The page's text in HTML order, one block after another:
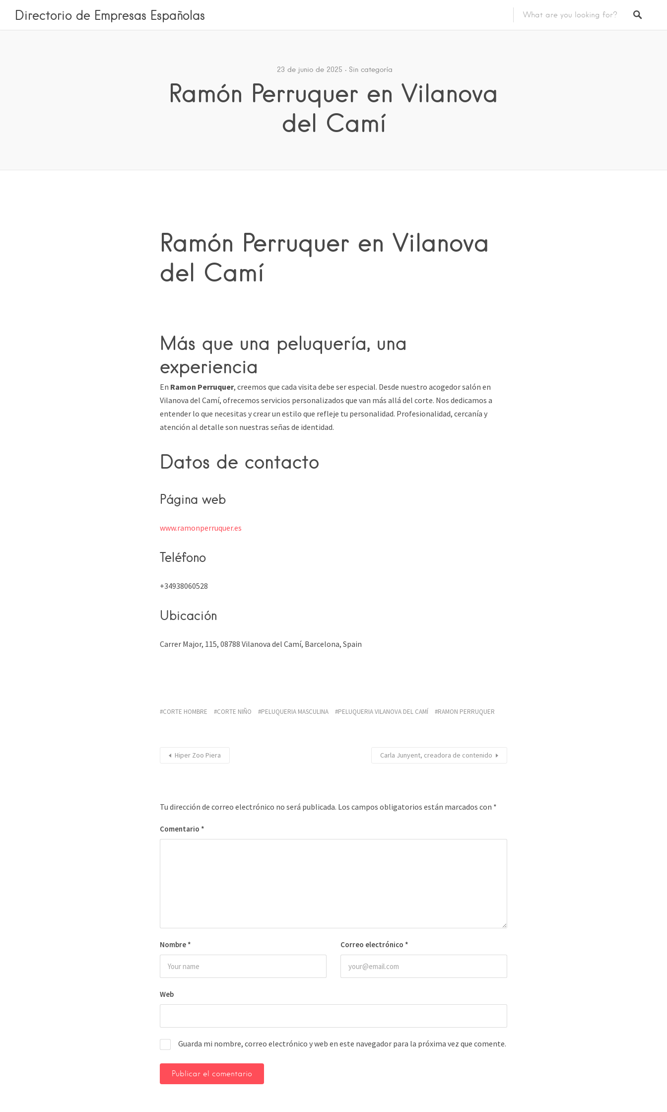
Directorio de Empresas Españolas
23 de junio de 2025 Sin categoría
Ramón Perruquer en Vilanova
del Camí
Ramón Perruquer en Vilanova
del Camí
Más que una peluquería, una
experiencia
En Ramon Perruquer, creemos que cada visita debe ser especial. Desde nuestro acogedor salón en
Vilanova del Camí, ofrecemos servicios personalizados que van más allá del corte. Nos dedicamos a
entender lo que necesitas y crear un estilo que refleje tu personalidad. Profesionalidad, cercanía y
atención al detalle son nuestras señas de identidad.
Datos de contacto
Página web
www.ramonperruquer.es
Teléfono
+34938060528
Ubicación
Carrer Major, 115, 08788 Vilanova del Camí, Barcelona, Spain
CORTE HOMBRE CORTE NIÑO PELUQUERIA MASCULINA PELUQUERIA VILANOVA DEL CAMÍ RAMON PERRUQUER
Hiper Zoo Piera Carla Junyent, creadora de contenido
Tu dirección de correo electrónico no será publicada. Los campos obligatorios están marcados con *
Comentario *
Nombre * Correo electrónico *
Web
Guarda mi nombre, correo electrónico y web en este navegador para la próxima vez que comente.